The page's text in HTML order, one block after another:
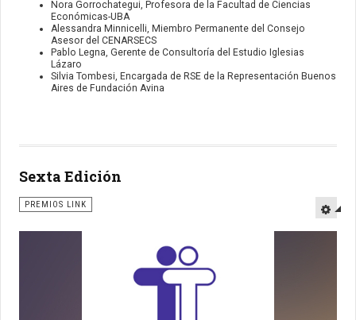
Nora Gorrochategui, Profesora de la Facultad de Ciencias
Económicas-UBA
Alessandra Minnicelli, Miembro Permanente del Consejo
Asesor del CENARSECS
Pablo Legna, Gerente de Consultoría del Estudio Iglesias
Lázaro
Silvia Tombesi, Encargada de RSE de la Representación Buenos
Aires de Fundación Avina
Sexta Edición
PREMIOS LINK